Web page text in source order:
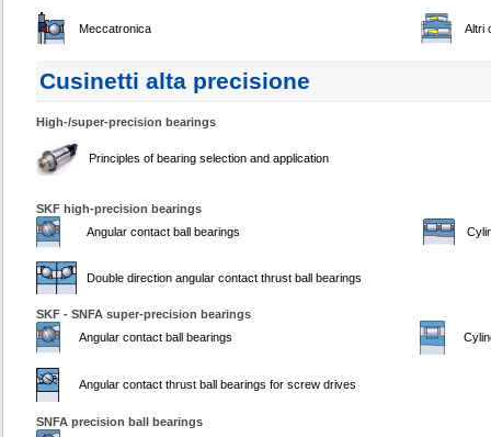
Meccatronica Altri
Cusinetti alta precisione
High-/super-precision bearings
Principles of bearing selection and application
SKF high-precision bearings
Angular contact ball bearings
Double direction angular contact thrust ball bearings
SKF - SNFA super-precision bearings
Angular contact ball bearings
Angular contact thrust ball bearings for screw drives
SNFA precision ball bearings